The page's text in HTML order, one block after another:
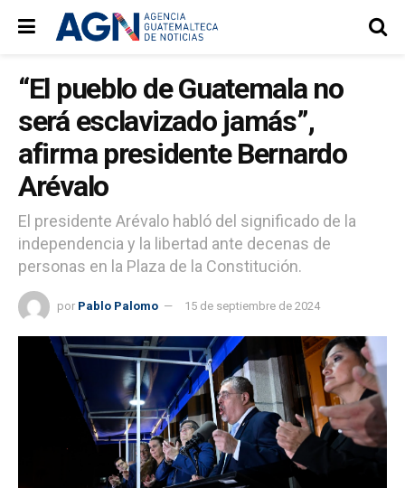
“El pueblo de Guatemala no
será esclavizado jamás”,
afirma presidente Bernardo
Arévalo
El presidente Arévalo habló del significado de la
independencia y la libertad ante decenas de
personas en la Plaza de la Constitución.
por Pablo Palomo 15 de septiembre de 2024